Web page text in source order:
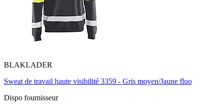
BLAKLADER
Sweat de travail haute visibilité 3359 - Gris moyen/Jaune fluo
Dispo fournisseur